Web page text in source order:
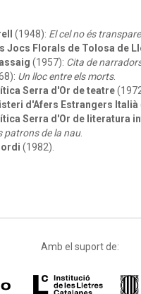
(1948): El cel no és
Jocs Florals de Tolosa de
(1957): Cita de
Un lloc entre els morts.
Serra d'Or de teatre
d'Afers Estrangers Italià
Serra d'Or de literatura
patrons de la nau.
(1982).
Amb el suport de: